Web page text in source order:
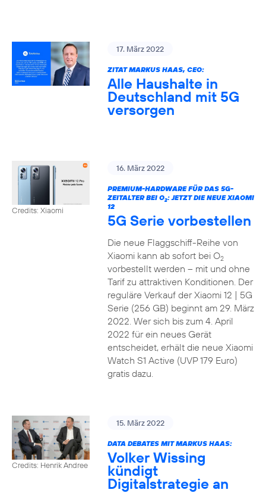
17. März 2022
ZITAT MARKUS HAAS, CEO:
Alle Haushalte in
Deutschland mit 5G
versorgen
Credits: Xiaomi
16. März 2022
PREMIUM-HARDWARE FÜR DAS 5G-
ZEITALTER BEI O2: JETZT DIE NEUE XIAOMI
12
5G Serie vorbestellen
Die neue Flaggschiff-Reihe von
Xiaomi kann ab sofort bei O2
vorbestellt werden – mit und ohne
Tarif zu attraktiven Konditionen. Der
reguläre Verkauf der Xiaomi 12 | 5G
Serie (256 GB) beginnt am 29. März
2022. Wer sich bis zum 4. April
2022 für ein neues Gerät
entscheidet, erhält die neue Xiaomi
Watch S1 Active (UVP 179 Euro)
gratis dazu.
Credits: Henrik Andree
15. März 2022
DATA DEBATES MIT MARKUS HAAS:
Volker Wissing
kündigt
Digitalstrategie an